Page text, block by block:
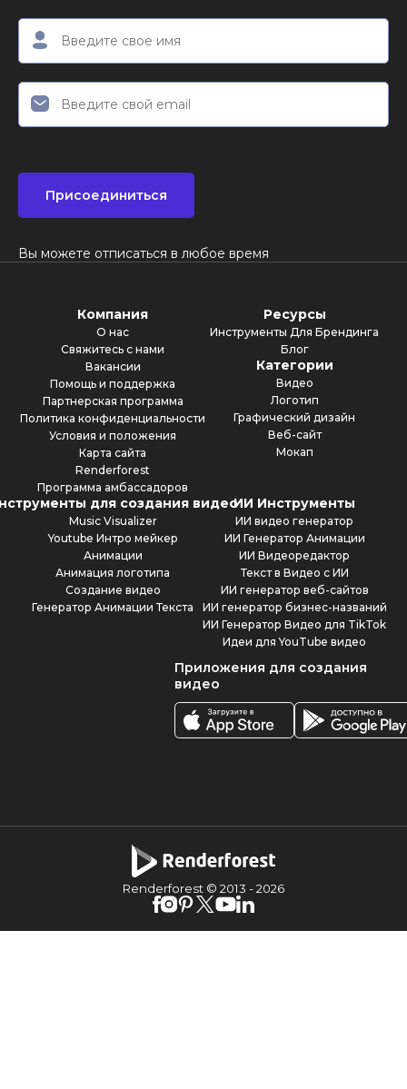
Присоединиться
Вы можете отписаться в любое время
Компания
О нас
Свяжитесь с нами
Вакансии
Помощь и поддержка
Партнерская программа
Политика конфиденциальности
Условия и положения
Карта сайта
Renderforest
Программа амбассадоров
Ресурсы
Инструменты Для Брендинга
Блог
Категории
Видео
Логотип
Графический дизайн
Веб-сайт
Мокап
для создания видео
Music Visualizer
Youtube Интро мейкер
Анимации
Анимация логотипа
Создание видео
Генератор Анимации Текста
ИИ Инструменты
ИИ видео генератор
ИИ Генератор Анимации
ИИ Видеоредактор
Текст в Видео с ИИ
ИИ генератор веб-сайтов
ИИ генератор бизнес-названий
ИИ Генератор Видео для TikTok
Идеи для YouTube видео
Приложения для создания
видео
Renderforest © 2013 -2026